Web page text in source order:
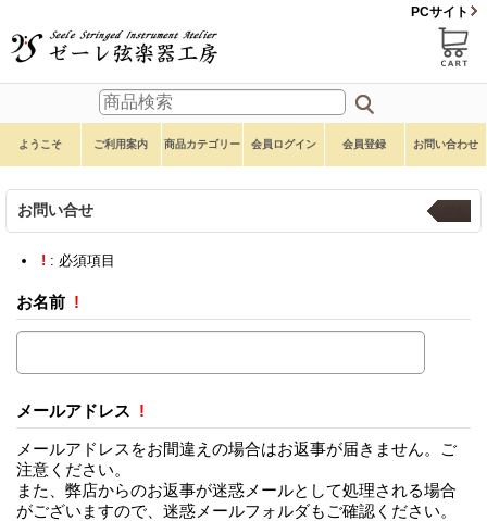
PCサイト
ようこそ ご利用案内 商品カテゴリー 会員ログイン 会員登録 お問い合わせ
お問い合せ
! : 必須項目
お名前 !
メールアドレス !
メールアドレスをお間違えの場合はお返事が届きません。ご
注意ください。
また、弊店からのお返事が迷惑メールとして処理される場合
がございますので、迷惑メールフォルダもご確認ください。